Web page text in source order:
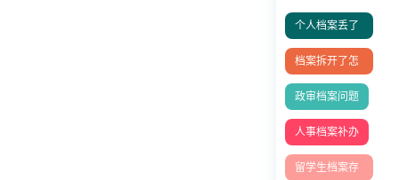
个人档案丢了
怎么办？档案
能补办吗
档案拆开了怎
么办
政审档案问题
人事档案补办
留学生档案存